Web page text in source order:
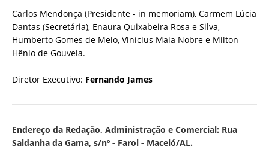
Carlos Mendonça (Presidente - in memoriam), Carmem Lúcia
Dantas (Secretária), Enaura Quixabeira Rosa e Silva,
Humberto Gomes de Melo, Vinícius Maia Nobre e Milton
Hênio de Gouveia.
Diretor Executivo: Fernando James
Endereço da Redação, Administração e Comercial: Rua
Saldanha da Gama, s/nº - Farol - Maceió/AL.